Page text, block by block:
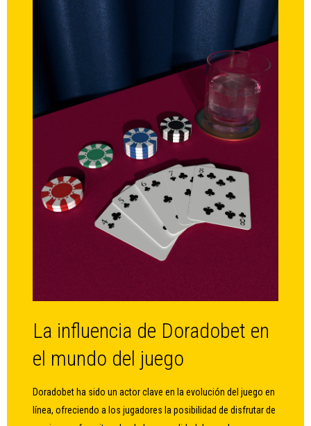
La influencia de Doradobet en
el mundo del juego
Doradobet ha sido un actor clave en la evolución del juego en
línea, ofreciendo a los jugadores la posibilidad de disfrutar de